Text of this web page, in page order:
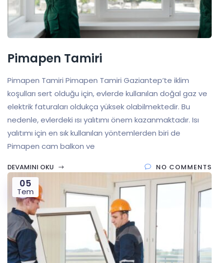
Pimapen Tamiri
Pimapen Tamiri Pimapen Tamiri Gaziantep’te iklim
koşulları sert olduğu için, evlerde kullanılan doğal gaz ve
elektrik faturaları oldukça yüksek olabilmektedir. Bu
nedenle, evlerdeki ısı yalıtımı önem kazanmaktadır. Isı
yalıtımı için en sık kullanılan yöntemlerden biri de
Pimapen cam balkon ve
DEVAMINI OKU NO COMMENTS
05
Tem